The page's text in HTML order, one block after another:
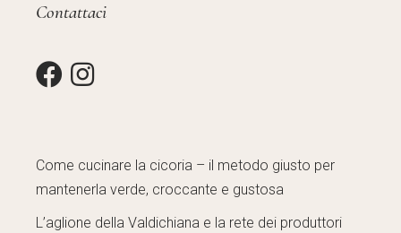
Contattaci
Come cucinare la cicoria – il metodo giusto per
mantenerla verde, croccante e gustosa
L’aglione della Valdichiana e la rete dei produttori